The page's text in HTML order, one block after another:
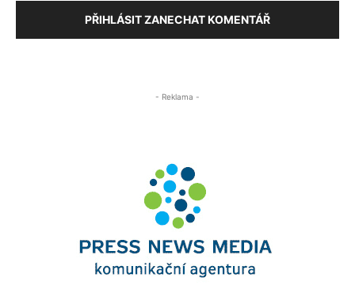
PŘIHLÁSIT ZANECHAT KOMENTÁŘ
- Reklama -